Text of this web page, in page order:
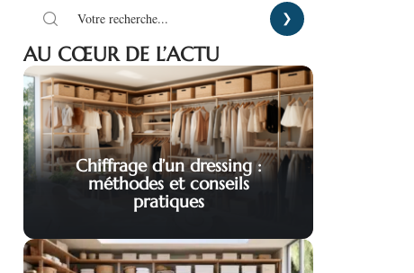
AU CŒUR DE L’ACTU
Chiffrage d’un dressing :
méthodes et conseils
pratiques